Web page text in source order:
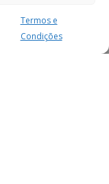
Termos e
Condições